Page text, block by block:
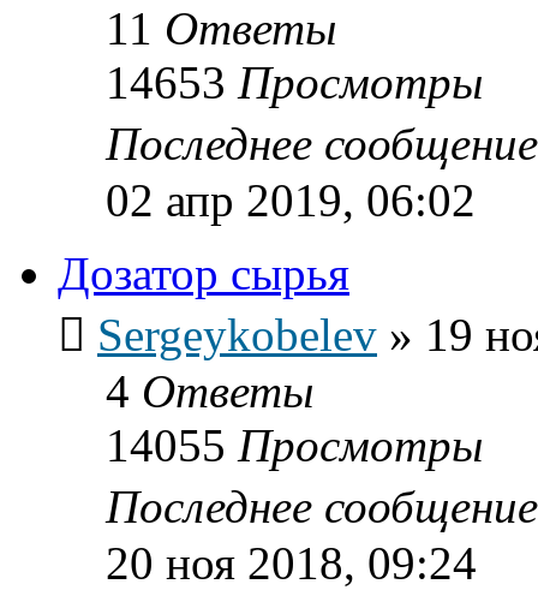
11 Ответы
14653 Просмотры
Последнее
02 апр 2019, 06:02
Дозатор сырья
Sergeykobelev » 19
4 Ответы
14055 Просмотры
Последнее
20 ноя 2018, 09:24